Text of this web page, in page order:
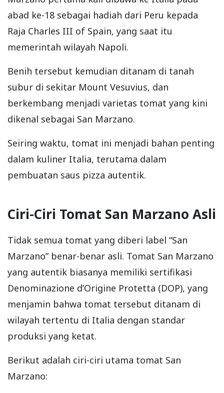
abad ke-18 sebagai hadiah dari Peru kepada
Raja Charles III of Spain, yang saat itu
memerintah wilayah Napoli.
Benih tersebut kemudian ditanam di tanah
subur di sekitar Mount Vesuvius, dan
berkembang menjadi varietas tomat yang kini
dikenal sebagai San Marzano.
Seiring waktu, tomat ini menjadi bahan penting
dalam kuliner Italia, terutama dalam
pembuatan saus pizza autentik.
Ciri-Ciri Tomat San Marzano Asli
Tidak semua tomat yang diberi label “San
Marzano” benar-benar asli. Tomat San Marzano
yang autentik biasanya memiliki sertifikasi
Denominazione d’Origine Protetta (DOP), yang
menjamin bahwa tomat tersebut ditanam di
wilayah tertentu di Italia dengan standar
produksi yang ketat.
Berikut adalah ciri-ciri utama tomat San
Marzano: